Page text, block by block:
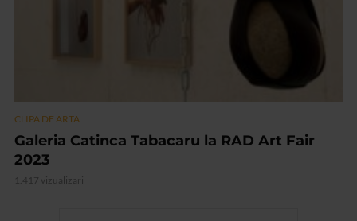
CLIPA DE ARTA
Galeria Catinca Tabacaru la RAD Art Fair
2023
1.417 vizualizari